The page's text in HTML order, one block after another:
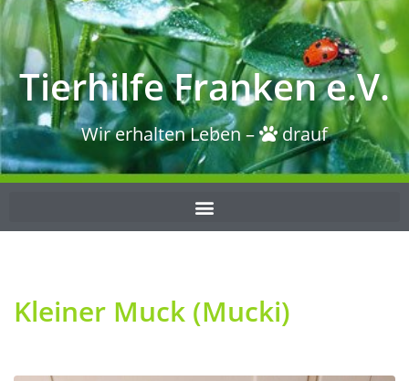
Tierhilfe Franken e.V.
Wir erhalten Leben – drauf
Kleiner Muck (Mucki)